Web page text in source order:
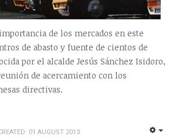
de los mercados en este
de abasto y fuente de cientos de
por el alcalde Jesús Sánchez Isidoro,
de acercamiento con los
directivas.
01 AUGUST 2013